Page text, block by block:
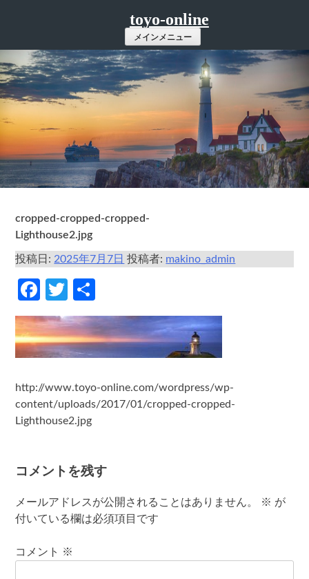
ツ
へ
ス
キ
ッ
プ
toyo-online
メインメニュー
cropped-cropped-cropped-
Lighthouse2.jpg
投稿日: 2025年7月7日 投稿者: makino_admin
Facebook
Twitter
有
http://www.toyo-online.com/wordpress/wp-
content/uploads/2017/01/cropped-cropped-
Lighthouse2.jpg
コメントを残す
メールアドレスが公開されることはありません。 ※ が
付いている欄は必須項目です
コメント ※